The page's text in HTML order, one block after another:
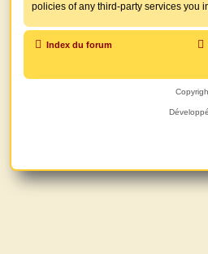
policies of any third-party services you
Index du forum